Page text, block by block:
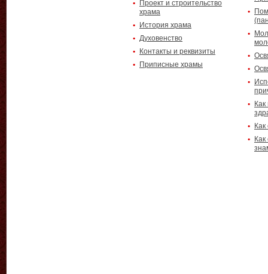
Проект и строительство
храма
История храма
Духовенство
Контакты и реквизиты
Приписные храмы
Как
Как